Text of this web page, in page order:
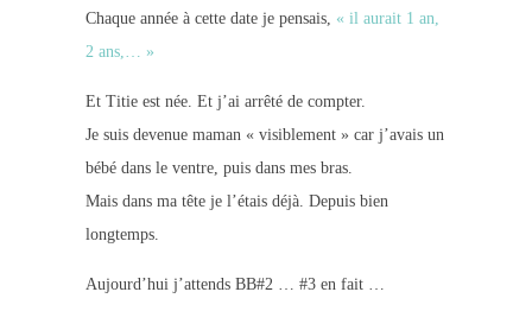
Chaque année à cette date je pensais, « il aurait 1 an,
2 ans,… »
Et Titie est née. Et j’ai arrêté de compter.
Je suis devenue maman « visiblement » car j’avais un
bébé dans le ventre, puis dans mes bras.
Mais dans ma tête je l’étais déjà. Depuis bien
longtemps.
Aujourd’hui j’attends BB#2 … #3 en fait …